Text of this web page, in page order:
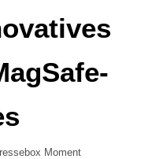
Moment